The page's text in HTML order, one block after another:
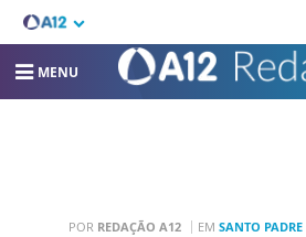
MENU
POR REDAÇÃO A12 EM SANTO PADRE